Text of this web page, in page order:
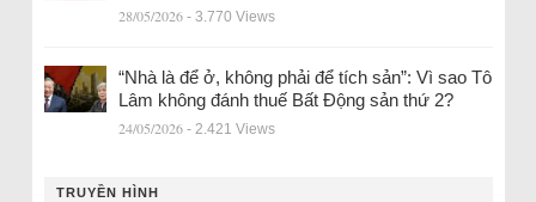
28/05/2026 - 3.770 Views
“Nhà là để ở, không phải để tích sản”: Vì sao Tô
Lâm không đánh thuế Bất Động sản thứ 2?
24/05/2026 - 2.421 Views
TRUYỀN HÌNH